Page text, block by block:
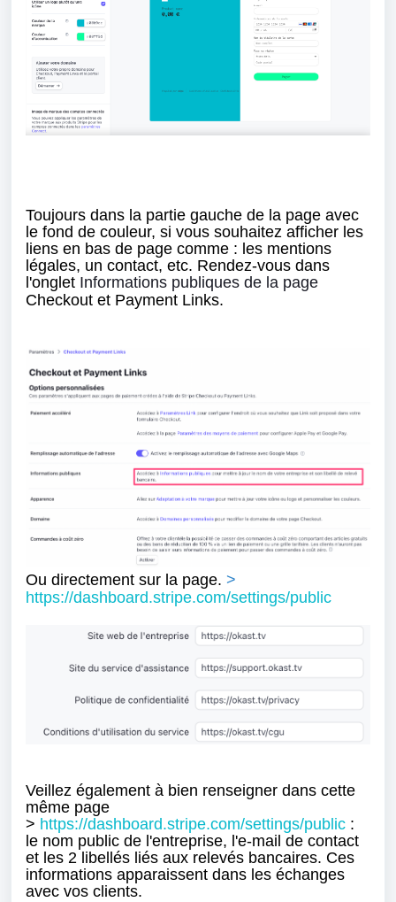
Toujours dans la partie gauche de la page avec
le fond de couleur, si vous souhaitez afficher les
liens en bas de page comme : les mentions
légales, un contact, etc. Rendez-vous dans
l'onglet Informations publiques de la page
Checkout et Payment Links.
Ou directement sur la page. >
https://dashboard.stripe.com/settings/public
Veillez également à bien renseigner dans cette
même page
> https://dashboard.stripe.com/settings/public :
le nom public de l'entreprise, l'e-mail de contact
et les 2 l ibellés liés aux relevés bancaires. Ces
informations apparaissent dans les échanges
avec vos clients.